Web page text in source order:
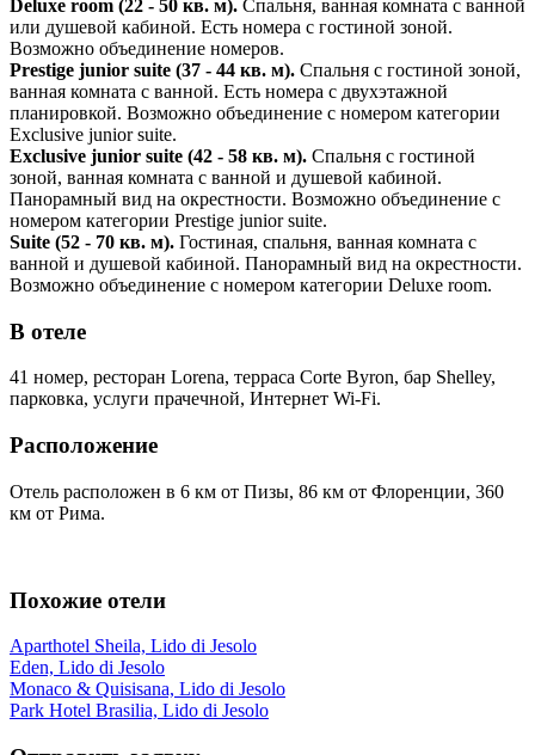
Deluxe room (22 - 50 кв. м). Спальня, ванная комната с ванной
или душевой кабиной. Есть номера с гостиной зоной.
Возможно объединение номеров.
Prestige junior suite (37 - 44 кв. м). Спальня с гостиной зоной,
ванная комната с ванной. Есть номера с двухэтажной
планировкой. Возможно объединение с номером категории
Exclusive junior suite.
Exclusive junior suite (42 - 58 кв. м). Спальня с гостиной
зоной, ванная комната с ванной и душевой кабиной.
Панорамный вид на окрестности. Возможно объединение с
номером категории Prestige junior suite.
Suite (52 - 70 кв. м). Гостиная, спальня, ванная комната с
ванной и душевой кабиной. Панорамный вид на окрестности.
Возможно объединение с номером категории Deluxe room.
В отеле
41 номер, ресторан Lorena, терраса Corte Byron, бар Shelley,
парковка, услуги прачечной, Интернет Wi-Fi.
Расположение
Отель расположен в 6 км от Пизы, 86 км от Флоренции, 360
км от Рима.
Похожие отели
Aparthotel Sheila, Lido di Jesolo
Eden, Lido di Jesolo
Monaco & Quisisana, Lido di Jesolo
Park Hotel Brasilia, Lido di Jesolo